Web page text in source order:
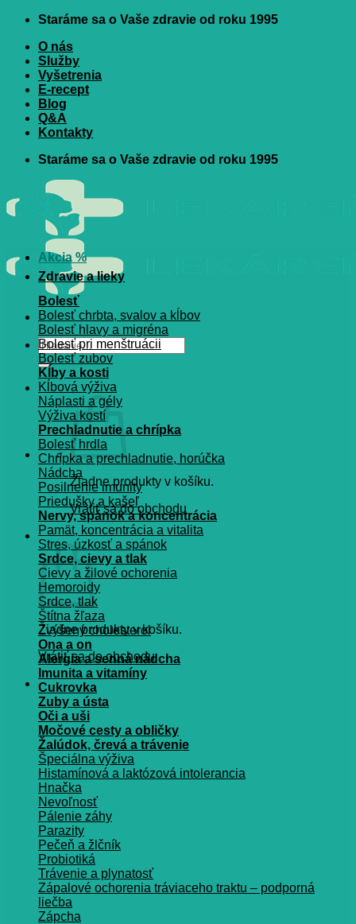
Skip
content
Staráme sa o Vaše zdravie od roku 1995
O nás
Služby
Vyšetrenia
E-recept
Blog
Q&A
Kontakty
Staráme sa o Vaše zdravie od roku 1995
Hľadať:
Žiadne produkty v košíku.
Vrátiť sa do obchodu
Košík
Žiadne produkty v košíku.
Vrátiť sa do obchodu
Akcia %
Zdravie a lieky
Bolesť
Bolesť chrbta, svalov a kĺbov
Bolesť hlavy a migréna
Bolesť pri menštruácii
Bolesť zubov
Kĺby a kosti
Kĺbová výživa
Náplasti a gély
Výživa kostí
Prechladnutie a chrípka
Bolesť hrdla
Chrípka a prechladnutie, horúčka
Nádcha
Posilnenie imunity
Priedušky a kašeľ
Nervy, spánok a koncentrácia
Pamät, koncentrácia a vitalita
Stres, úzkosť a spánok
Srdce, cievy a tlak
Cievy a žilové ochorenia
Hemoroidy
Srdce, tlak
Štítna žľaza
Zvýšený cholesterol
Ona a on
Alergia a senná nádcha
Imunita a vitamíny
Cukrovka
Zuby a ústa
Oči a uši
Močové cesty a obličky
Žalúdok, črevá a trávenie
Špeciálna výživa
Histamínová a laktózová intolerancia
Hnačka
Nevoľnosť
Pálenie záhy
Parazity
Pečeň a žlčník
Probiotiká
Trávenie a plynatosť
Zápalové ochorenia tráviaceho traktu – podporná
liečba
Zápcha